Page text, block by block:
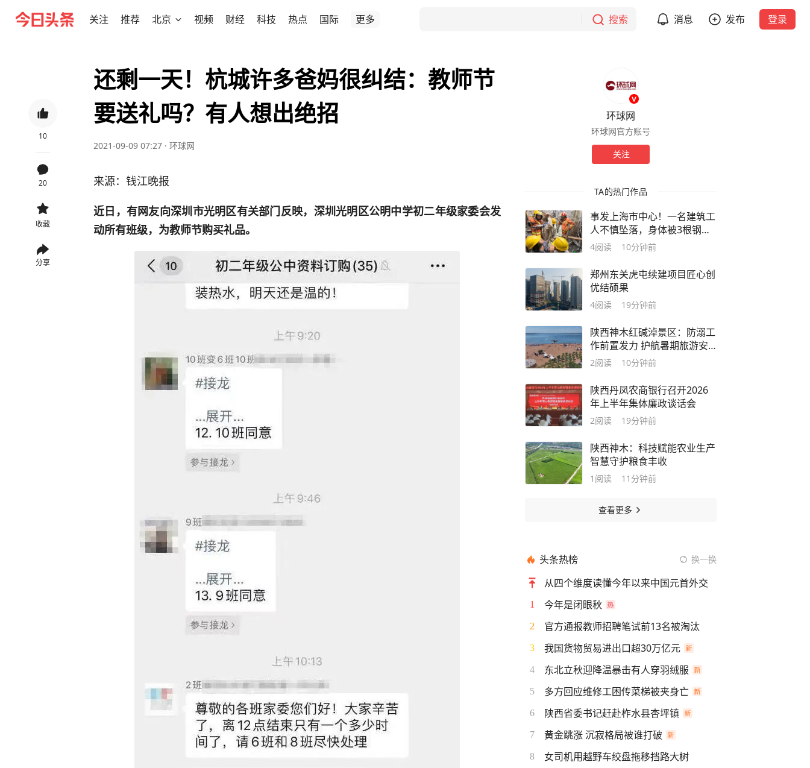
关注 推荐 北京 视频 财经 科技 热点 国际 更多 搜索 消息 发布 登录
10
20
收藏
分享
还剩一天！杭城许多爸妈很纠结：教师节
要送礼吗？有人想出绝招
2021-09-09 07:27 · 环球网
来源：钱江晚报
近日，有网友向深圳市光明区有关部门反映，深圳光明区公明中学初二年级家委会发
动所有班级，为教师节购买礼品。
环球网
环球网官方账号
关注
TA的热门作品
事发上海市中心！一名建筑工
人不慎坠落，身体被3根钢筋
刺穿，无法移动……
4阅读 10分钟前
郑州东关虎屯续建项目匠心创
优结硕果
4阅读 19分钟前
陕西神木红碱淖景区：防溺工
作前置发力 护航暑期旅游安
全
2阅读 10分钟前
陕西丹凤农商银行召开2026
年上半年集体廉政谈话会
2阅读 19分钟前
陕西神木：科技赋能农业生产
智慧守护粮食丰收
1 阅读 11分钟前
查看更多
头条热榜 换一换
从四个维度读懂今年以来中国元首外交
1 今年是闭眼秋
2 官方通报教师招聘笔试前13名被淘汰
3 我国货物贸易进出口超30万亿元
4 东北立秋迎降温暴击有人穿羽绒服
5 多方回应维修工困传菜梯被夹身亡
6 陕西省委书记赶赴柞水县杏坪镇
7 黄金跳涨 沉寂格局被谁打破
8 女司机用越野车绞盘拖移挡路大树